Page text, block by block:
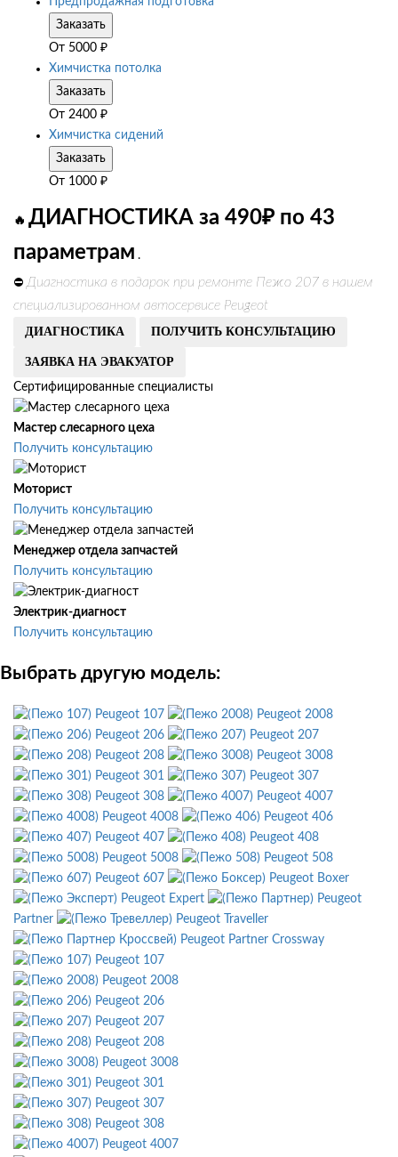
Заказать
От 5000 ₽
Химчистка потолка
Заказать
От 2400 ₽
Химчистка сидений
Заказать
От 1000 ₽
🔥 ДИАГНОСТИКА за 490₽ по 43
параметрам .
⛔ Диагностика в подарок при ремонте Пежо 207 в нашем
специализированном автосервисе Peugeot
ДИАГНОСТИКА ПОЛУЧИТЬ КОНСУЛЬТАЦИЮ
ЗАЯВКА НА ЭВАКУАТОР
Сертифицированные специалисты
Мастер слесарного цеха
Получить консультацию
Моторист
Получить консультацию
Менеджер отдела запчастей
Получить консультацию
Электрик-диагност
Получить консультацию
Выбрать другую модель:
Peugeot 107
Peugeot 2008
Peugeot 206
Peugeot 207
Peugeot 208
Peugeot 3008
Peugeot 301
Peugeot 307
Peugeot 308
Peugeot 4007
Peugeot 4008
Peugeot 406
Peugeot 407
Peugeot 408
Peugeot 5008
Peugeot 508
Peugeot 607
Peugeot Boxer
Peugeot Expert
Peugeot
Partner
Peugeot Traveller
Peugeot Partner Crossway
Peugeot 107
Peugeot 2008
Peugeot 206
Peugeot 207
Peugeot 208
Peugeot 3008
Peugeot 301
Peugeot 307
Peugeot 308
Peugeot 4007